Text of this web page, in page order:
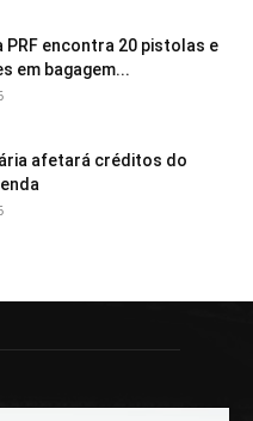
PRF encontra 20 pistolas e
em bagagem...
afetará créditos do